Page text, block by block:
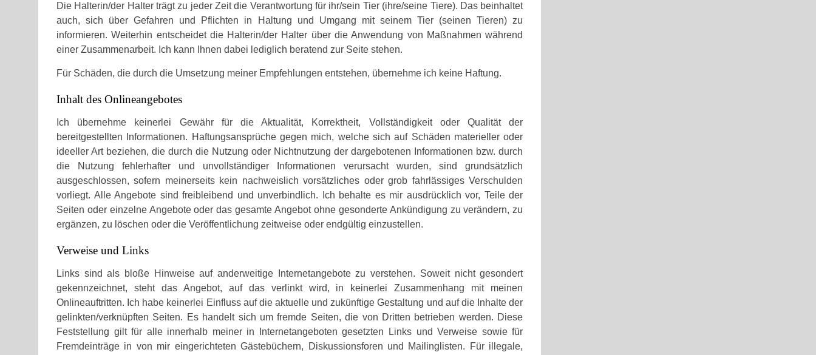
Die Halterin/der Halter trägt zu jeder Zeit die Verantwortung für ihr/sein Tier (ihre/seine Tiere). Das beinhaltet
auch, sich über Gefahren und Pflichten in Haltung und Umgang mit seinem Tier (seinen Tieren) zu
informieren. Weiterhin entscheidet die Halterin/der Halter über die Anwendung von Maßnahmen während
einer Zusammenarbeit. Ich kann Ihnen dabei lediglich beratend zur Seite stehen.
Für Schäden, die durch die Umsetzung meiner Empfehlungen entstehen, übernehme ich keine Haftung.
Inhalt des Onlineangebotes
Ich übernehme keinerlei Gewähr für die Aktualität, Korrektheit, Vollständigkeit oder Qualität der
bereitgestellten Informationen. Haftungsansprüche gegen mich, welche sich auf Schäden materieller oder
ideeller Art beziehen, die durch die Nutzung oder Nichtnutzung der dargebotenen Informationen bzw. durch
die Nutzung fehlerhafter und unvollständiger Informationen verursacht wurden, sind grundsätzlich
ausgeschlossen, sofern meinerseits kein nachweislich vorsätzliches oder grob fahrlässiges Verschulden
vorliegt. Alle Angebote sind freibleibend und unverbindlich. Ich behalte es mir ausdrücklich vor, Teile der
Seiten oder einzelne Angebote oder das gesamte Angebot ohne gesonderte Ankündigung zu verändern, zu
ergänzen, zu löschen oder die Veröffentlichung zeitweise oder endgültig einzustellen.
Verweise und Links
Links sind als bloße Hinweise auf anderweitige Internetangebote zu verstehen. Soweit nicht gesondert
gekennzeichnet, steht das Angebot, auf das verlinkt wird, in keinerlei Zusammenhang mit meinen
Onlineauftritten. Ich habe keinerlei Einfluss auf die aktuelle und zukünftige Gestaltung und auf die Inhalte der
gelinkten/verknüpften Seiten. Es handelt sich um fremde Seiten, die von Dritten betrieben werden. Diese
Feststellung gilt für alle innerhalb meiner in Internetangeboten gesetzten Links und Verweise sowie für
Fremdeinträge in von mir eingerichteten Gästebüchern, Diskussionsforen und Mailinglisten. Für illegale,